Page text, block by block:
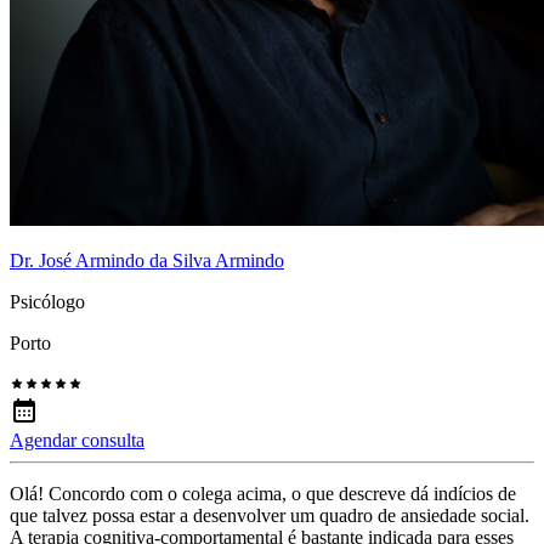
Dr. José Armindo da Silva Armindo
Psicólogo
Porto
Agendar consulta
Olá! Concordo com o colega acima, o que descreve dá indícios de
que talvez possa estar a desenvolver um quadro de ansiedade social.
A terapia cognitiva-comportamental é bastante indicada para esses